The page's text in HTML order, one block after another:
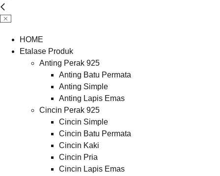
HOME
Etalase Produk
Anting Perak 925
Anting Batu Permata
Anting Simple
Anting Lapis Emas
Cincin Perak 925
Cincin Simple
Cincin Batu Permata
Cincin Kaki
Cincin Pria
Cincin Lapis Emas